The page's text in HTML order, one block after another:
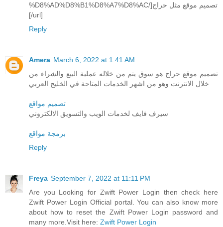
%D8%AD%D8%B1%D8%A7%D8%AC/]تصميم موقع مثل حراج
[/url]
Reply
Amera March 6, 2022 at 1:41 AM
تصميم موقع حراج هو سوق يتم من خلاله عملية البيع والشراء من
خلال الانترنت وهو من اشهر الخدمات المتاحة في الخليج العربي
تصميم مواقع
سيرف فايف لخدمات الويب والتسويق الالكتروني
برمجة مواقع
Reply
Freya September 7, 2022 at 11:11 PM
Are you Looking for Zwift Power Login then check here
Zwift Power Login Official portal. You can also know more
about how to reset the Zwift Power Login password and
many more.Visit here: Zwift Power Login